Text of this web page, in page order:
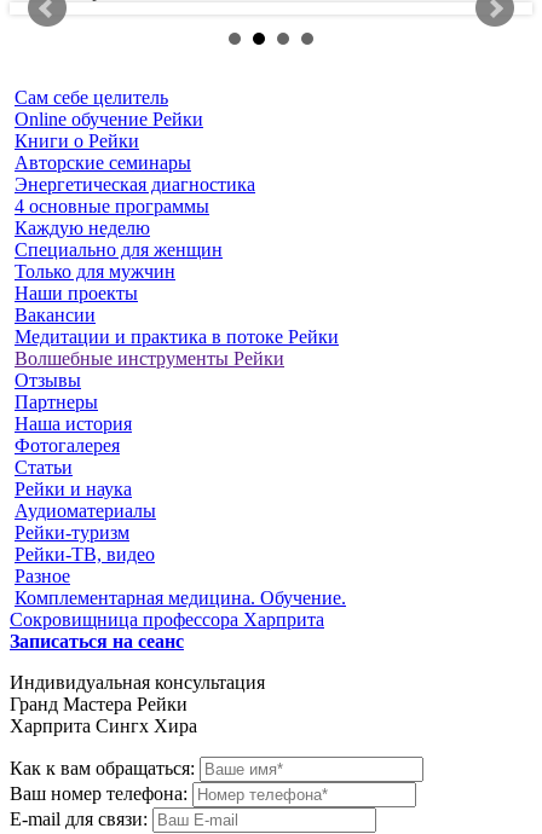
Сам себе целитель
Online обучение Рейки
Книги о Рейки
Авторские семинары
Энергетическая диагностика
4 основные программы
Каждую неделю
Специально для женщин
Только для мужчин
Наши проекты
Вакансии
Медитации и практика в потоке Рейки
Волшебные инструменты Рейки
Отзывы
Партнеры
Наша история
Фотогалерея
Статьи
Рейки и наука
Аудиоматериалы
Рейки-туризм
Рейки-ТВ, видео
Разное
Комплементарная медицина. Обучение.
Сокровищница профессора Харприта
Записаться на сеанс
Индивидуальная консультация
Гранд Мастера Рейки
Харприта Сингх Хира
Как к вам обращаться:
Ваш номер телефона:
E-mail для связи: